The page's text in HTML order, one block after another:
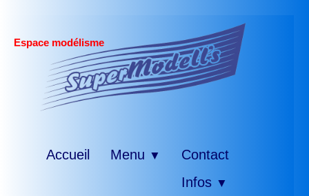
Espace modélisme
Accueil Menu ▼
Contact
Infos ▼